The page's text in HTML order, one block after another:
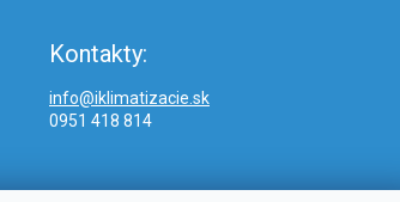
Kontakty:
info@iklimatizacie.sk
0951 418 814